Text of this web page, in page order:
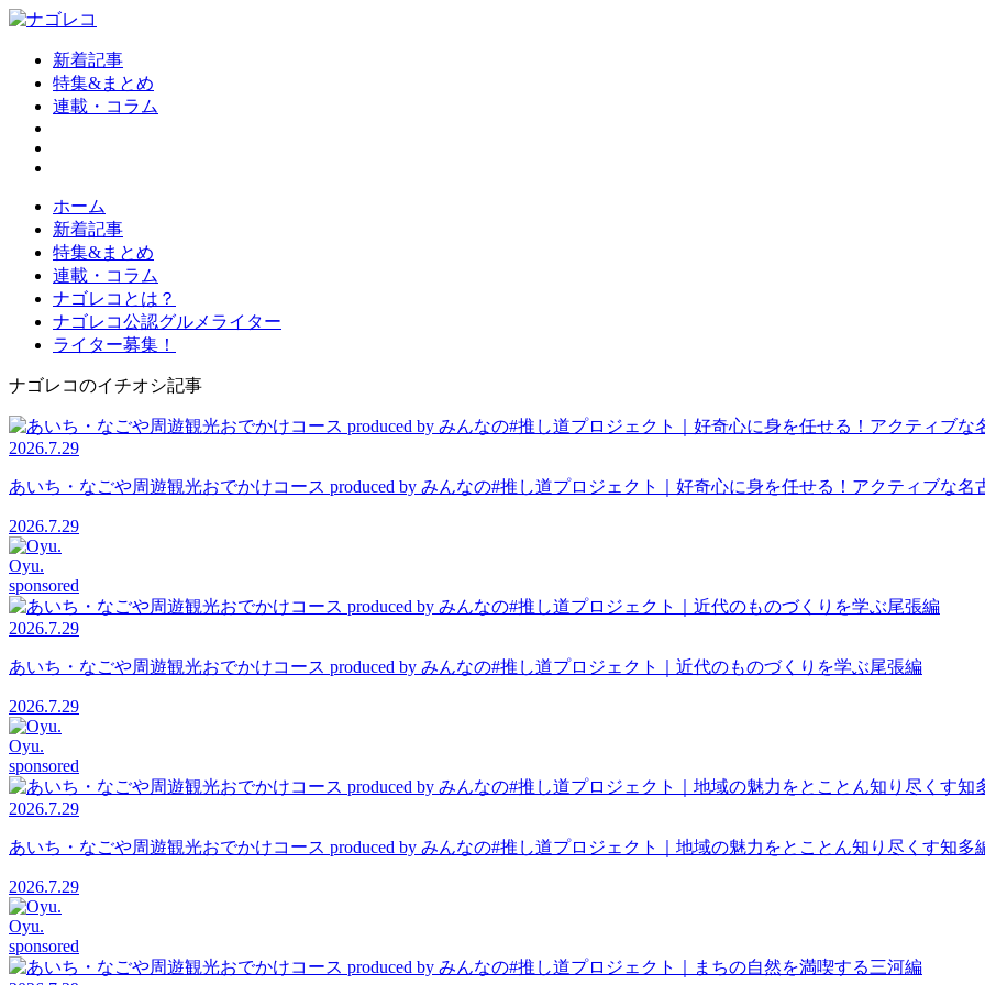
新着記事
特集&まとめ
連載・コラム
ホーム
新着記事
特集&まとめ
連載・コラム
ナゴレコとは？
ナゴレコ公認グルメライター
ライター募集！
ナゴレコのイチオシ記事
2026.7.29
あいち・なごや周遊観光おでかけコース produced by みんなの#推し道プロジェクト｜好奇心に身を任せる！アクティブな名
2026.7.29
Oyu.
sponsored
2026.7.29
あいち・なごや周遊観光おでかけコース produced by みんなの#推し道プロジェクト｜近代のものづくりを学ぶ尾張編
2026.7.29
Oyu.
sponsored
2026.7.29
あいち・なごや周遊観光おでかけコース produced by みんなの#推し道プロジェクト｜地域の魅力をとことん知り尽くす知多
2026.7.29
Oyu.
sponsored